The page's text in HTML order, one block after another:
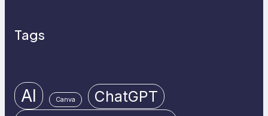
Tags
AI Canva ChatGPT